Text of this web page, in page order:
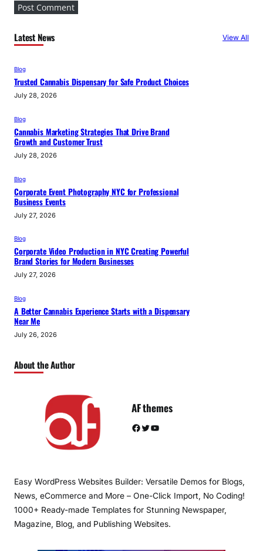
Latest News View All
Blog
Trusted Cannabis Dispensary for Safe Product Choices
July 28, 2026
Blog
Cannabis Marketing Strategies That Drive Brand
Growth and Customer Trust
July 28, 2026
Blog
Corporate Event Photography NYC for Professional
Business Events
July 27, 2026
Blog
Corporate Video Production in NYC Creating Powerful
Brand Stories for Modern Businesses
July 27, 2026
Blog
A Better Cannabis Experience Starts with a Dispensary
Near Me
July 26, 2026
About the Author
AF themes
Facebook Twitter YouTube
Easy WordPress Websites Builder: Versatile Demos for Blogs,
News, eCommerce and More – One-Click Import, No Coding!
1000+ Ready-made Templates for Stunning Newspaper,
Magazine, Blog, and Publishing Websites.